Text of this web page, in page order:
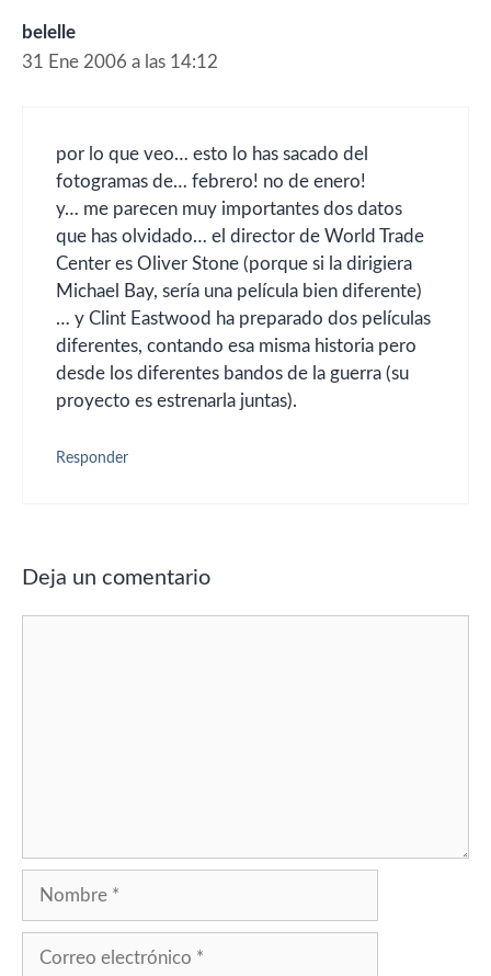
belelle
31 Ene 2006 a las 14:12
por lo que veo… esto lo has sacado del
fotogramas de… febrero! no de enero!
y… me parecen muy importantes dos datos
que has olvidado… el director de World Trade
Center es Oliver Stone (porque si la dirigiera
Michael Bay, sería una película bien diferente)
… y Clint Eastwood ha preparado dos películas
diferentes, contando esa misma historia pero
desde los diferentes bandos de la guerra (su
proyecto es estrenarla juntas).
Responder
Deja un comentario